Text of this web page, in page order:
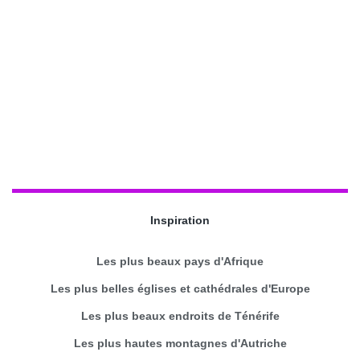
Inspiration
Les plus beaux pays d'Afrique
Les plus belles églises et cathédrales d'Europe
Les plus beaux endroits de Ténérife
Les plus hautes montagnes d'Autriche